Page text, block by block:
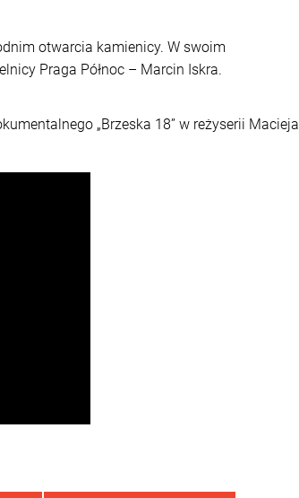
otwarcia kamienicy. W swoim
Praga Północ – Marcin Iskra.
„Brzeska 18” w reżyserii Macieja